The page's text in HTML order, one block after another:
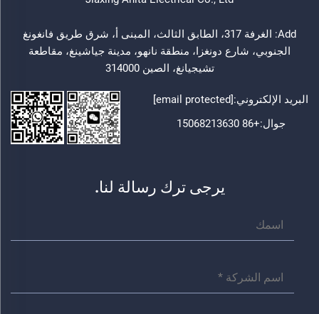
Add: الغرفة 317، الطابق الثالث، المبنى أ، شرق طريق فانغونغ
الجنوبي، شارع دونغزا، منطقة نانهو، مدينة جياشينغ، مقاطعة
تشيجيانغ، الصين 314000
البريد الإلكتروني:[email protected]
جوال:+86 15068213630
يرجى ترك رسالة لنا.